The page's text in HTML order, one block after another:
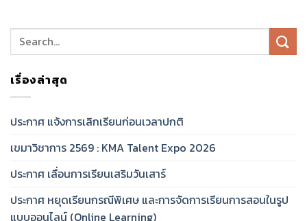
เรื่องล่าสุด
ประกาศ แจ้งการเลิกเรียนก่อนเวลาปกติ
เขมาวิชาการ 2569 : KMA Talent Expo 2026
ประกาศ เลื่อนการเรียนเสริมวันเสาร์
ประกาศ หยุดเรียนกรณีพิเศษ และการจัดการเรียนการสอนในรูป
แบบออนไลน์ (Online Learning)